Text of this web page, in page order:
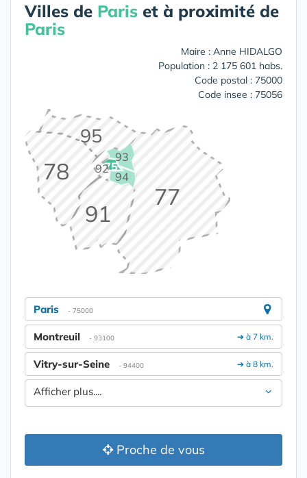
Villes de Paris et à proximité de
Paris
Maire : Anne HIDALGO
Population : 2 175 601 habs.
Code postal : 75000
Code insee : 75056
75
77
78
91
92
93
94
95
Paris - 75000
➔ à 7 km.
Montreuil - 93100
➔ à 8 km.
Vitry-sur-Seine - 94400
Afficher plus....
Proche de vous